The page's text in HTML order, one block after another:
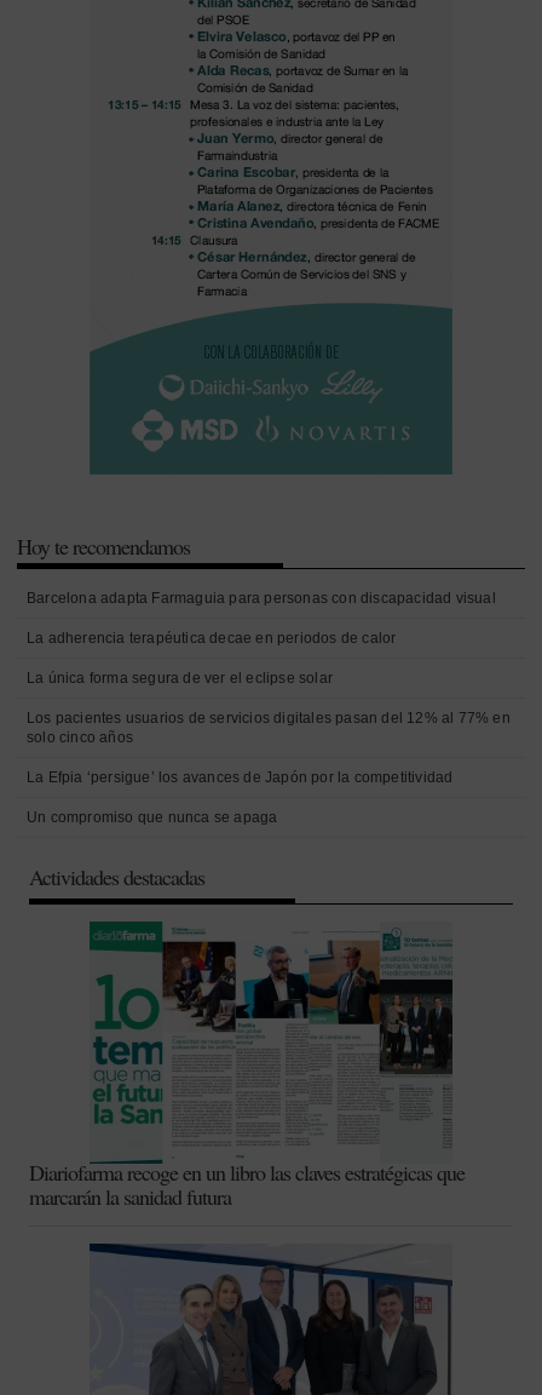
Hoy te recomendamos
Barcelona adapta Farmaguia para personas con discapacidad visual
La adherencia terapéutica decae en periodos de calor
La única forma segura de ver el eclipse solar
Los pacientes usuarios de servicios digitales pasan del 12% al 77% en
solo cinco años
La Efpia ‘persigue’ los avances de Japón por la competitividad
Un compromiso que nunca se apaga
Actividades destacadas
Diariofarma recoge en un libro las claves estratégicas que
marcarán la sanidad futura